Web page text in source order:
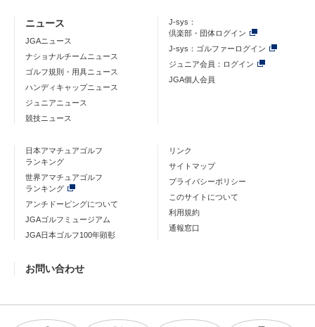
ニュース
JGAニュース
ナショナルチームニュース
ゴルフ規則・用具ニュース
ハンディキャップニュース
ジュニアニュース
競技ニュース
J-sys：
倶楽部・団体ログイン
J-sys：ゴルファーログイン
ジュニア会員：ログイン
JGA個人会員
日本アマチュアゴルフ
ランキング
世界アマチュアゴルフ
ランキング
アンチドーピングについて
JGAゴルフミュージアム
JGA日本ゴルフ100年顕彰
リンク
サイトマップ
プライバシーポリシー
このサイトについて
利用規約
通報窓口
お問い合わせ